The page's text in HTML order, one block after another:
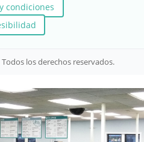
condiciones
los derechos reservados.